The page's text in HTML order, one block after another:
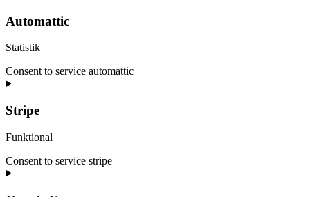
Automattic
Statistik
Consent to service automattic
Stripe
Funktional
Consent to service stripe